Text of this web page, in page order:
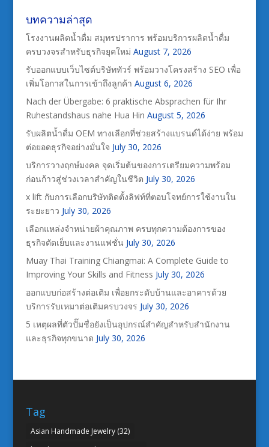
บทความล่าสุด
โรงงานผลิตน้ำดื่ม สมุทรปราการ พร้อมบริการผลิตน้ำดื่ม
ครบวงจรสำหรับธุรกิจยุคใหม่ August 7, 2026
รับออกแบบเว็บไซต์บริษัททัวร์ พร้อมวางโครงสร้าง SEO เพื่อ
เพิ่มโอกาสในการเข้าถึงลูกค้า August 6, 2026
Nach der Übergabe: 6 praktische Absprachen für Ihr
Ruhestandshaus nahe Hua Hin August 5, 2026
รับผลิตน้ำดื่ม OEM ทางเลือกที่ช่วยสร้างแบรนด์ได้ง่าย พร้อม
ต่อยอดธุรกิจอย่างมั่นใจ July 30, 2026
บริการวางฤกษ์มงคล จุดเริ่มต้นของการเตรียมความพร้อม
ก่อนก้าวสู่ช่วงเวลาสำคัญในชีวิต July 30, 2026
x lift กับการเลือกบริษัทติดตั้งลิฟท์ที่ตอบโจทย์การใช้งานใน
ระยะยาว July 30, 2026
เลือกแหล่งจำหน่ายผ้าคุณภาพ ครบทุกความต้องการของ
ธุรกิจตัดเย็บและงานแฟชั่น July 30, 2026
Muay Thai Training Chiangmai: A Complete Guide to
Improving Your Skills and Fitness July 30, 2026
ออกแบบก่อสร้างต่อเติม เพื่อยกระดับบ้านและอาคารด้วย
บริการรับเหมาต่อเติมครบวงจร July 30, 2026
5 เหตุผลที่ตัวปั๊มชื่อยังเป็นอุปกรณ์สำคัญสำหรับสำนักงาน
และธุรกิจทุกขนาด July 30, 2026
Tag
Asian Handmade Jewelry(32)